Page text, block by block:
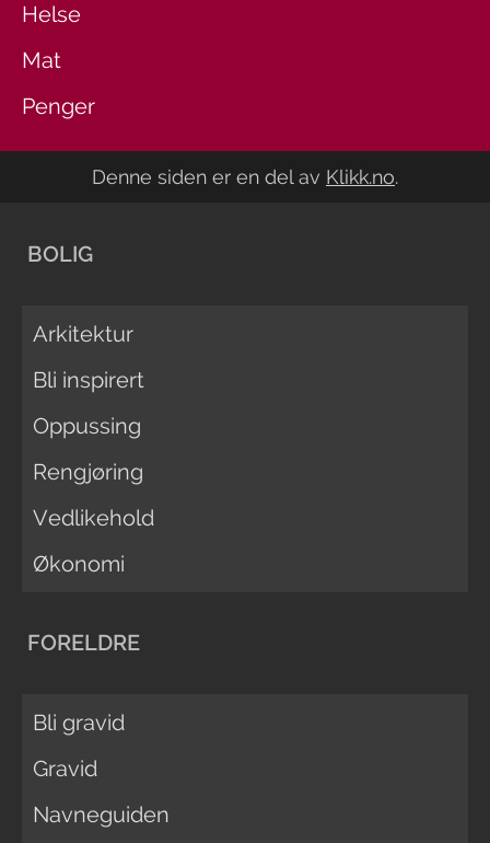
Helse
Mat
Penger
Denne siden er en del av Klikk.no.
BOLIG
Arkitektur
Bli inspirert
Oppussing
Rengjøring
Vedlikehold
Økonomi
FORELDRE
Bli gravid
Gravid
Navneguiden